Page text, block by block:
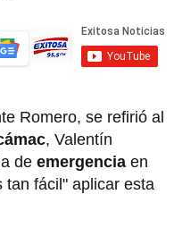
Romero, se refirió al
, Valentín
de emergencia en
tan fácil" aplicar esta